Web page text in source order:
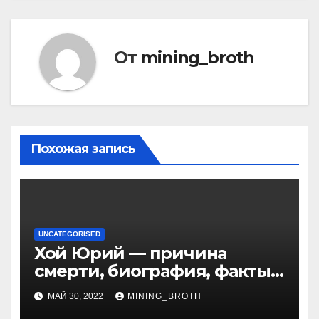
От mining_broth
Похожая запись
UNCATEGORISED
Хой Юрий — причина
смерти, биография, факты
из жизни Википедия
МАЙ 30, 2022 MINING_BROTH